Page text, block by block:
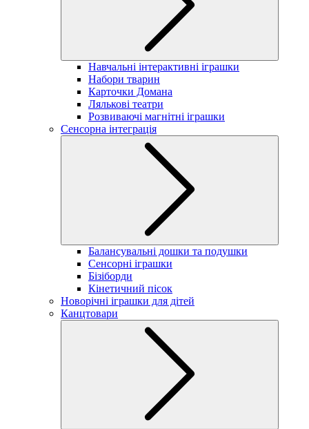
Навчальні інтерактивні іграшки
Набори тварин
Карточки Домана
Лялькові театри
Розвиваючі магнітні іграшки
Сенсорна інтеграція
Балансувальні дошки та подушки
Сенсорні іграшки
Бізіборди
Кінетичний пісок
Новорічні іграшки для дітей
Канцтовари